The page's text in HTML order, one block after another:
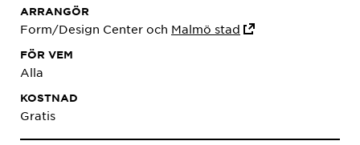
ARRANGÖR
Form/Design Center och Malmö stad
FÖR VEM
Alla
KOSTNAD
Gratis